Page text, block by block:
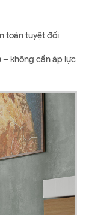
toàn tuyệt đối
– không cần áp lực